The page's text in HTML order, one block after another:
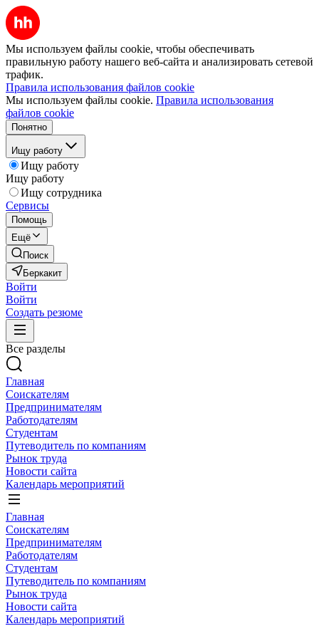
Мы используем файлы cookie, чтобы обеспечивать
правильную работу нашего веб-сайта и анализировать сетевой
трафик.
Правила использования файлов cookie
Мы используем файлы cookie. Правила использования
файлов cookie
Понятно
Ищу работу
Ищу работу
Ищу работу
Ищу сотрудника
Сервисы
Помощь
Ещё
Поиск
Беркакит
Войти
Войти
Создать резюме
Все разделы
Главная
Соискателям
Предпринимателям
Работодателям
Студентам
Путеводитель по компаниям
Рынок труда
Новости сайта
Календарь мероприятий
Главная
Соискателям
Предпринимателям
Работодателям
Студентам
Путеводитель по компаниям
Рынок труда
Новости сайта
Календарь мероприятий